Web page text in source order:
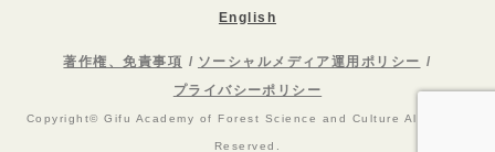
English
著作権、免責事項
ソーシャルメディア運用ポリシー
プライバシーポリシー
Copyright© Gifu Academy of Forest Science and Culture All Rights
Reserved.